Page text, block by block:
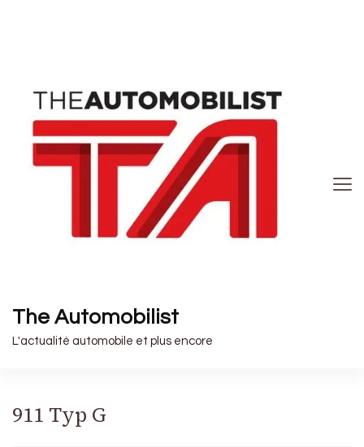
The Automobilist
L'actualité automobile et plus encore
911 Typ G